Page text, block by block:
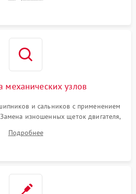
механических узлов
и сальников с применением
изношенных щеток двигателя,
резиновой манжеты.
Подробнее